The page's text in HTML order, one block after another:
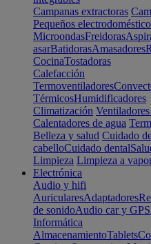
Campanas extractoras
Pequeños
MicroondasFreidoras
asarBatidorasAmasadores
CocinaTostadoras
Calefacción
Termoventiladores
TérmicosHumidificadores
Climatización Ventiladores
Calentadores de agua
Belleza y salud Cuidado
cabelloCuidado dental
Limpieza Limpieza a
Electrónica
Audio y hifi
AuricularesAdaptadores
de sonidoAudio car y GPS
Informática
AlmacenamientoTablets